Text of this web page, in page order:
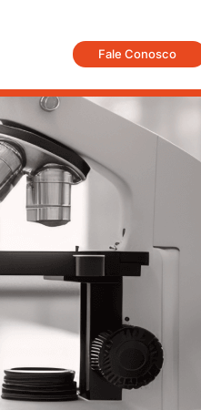
Fale Conosco